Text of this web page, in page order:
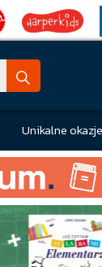
Unikalne okazje